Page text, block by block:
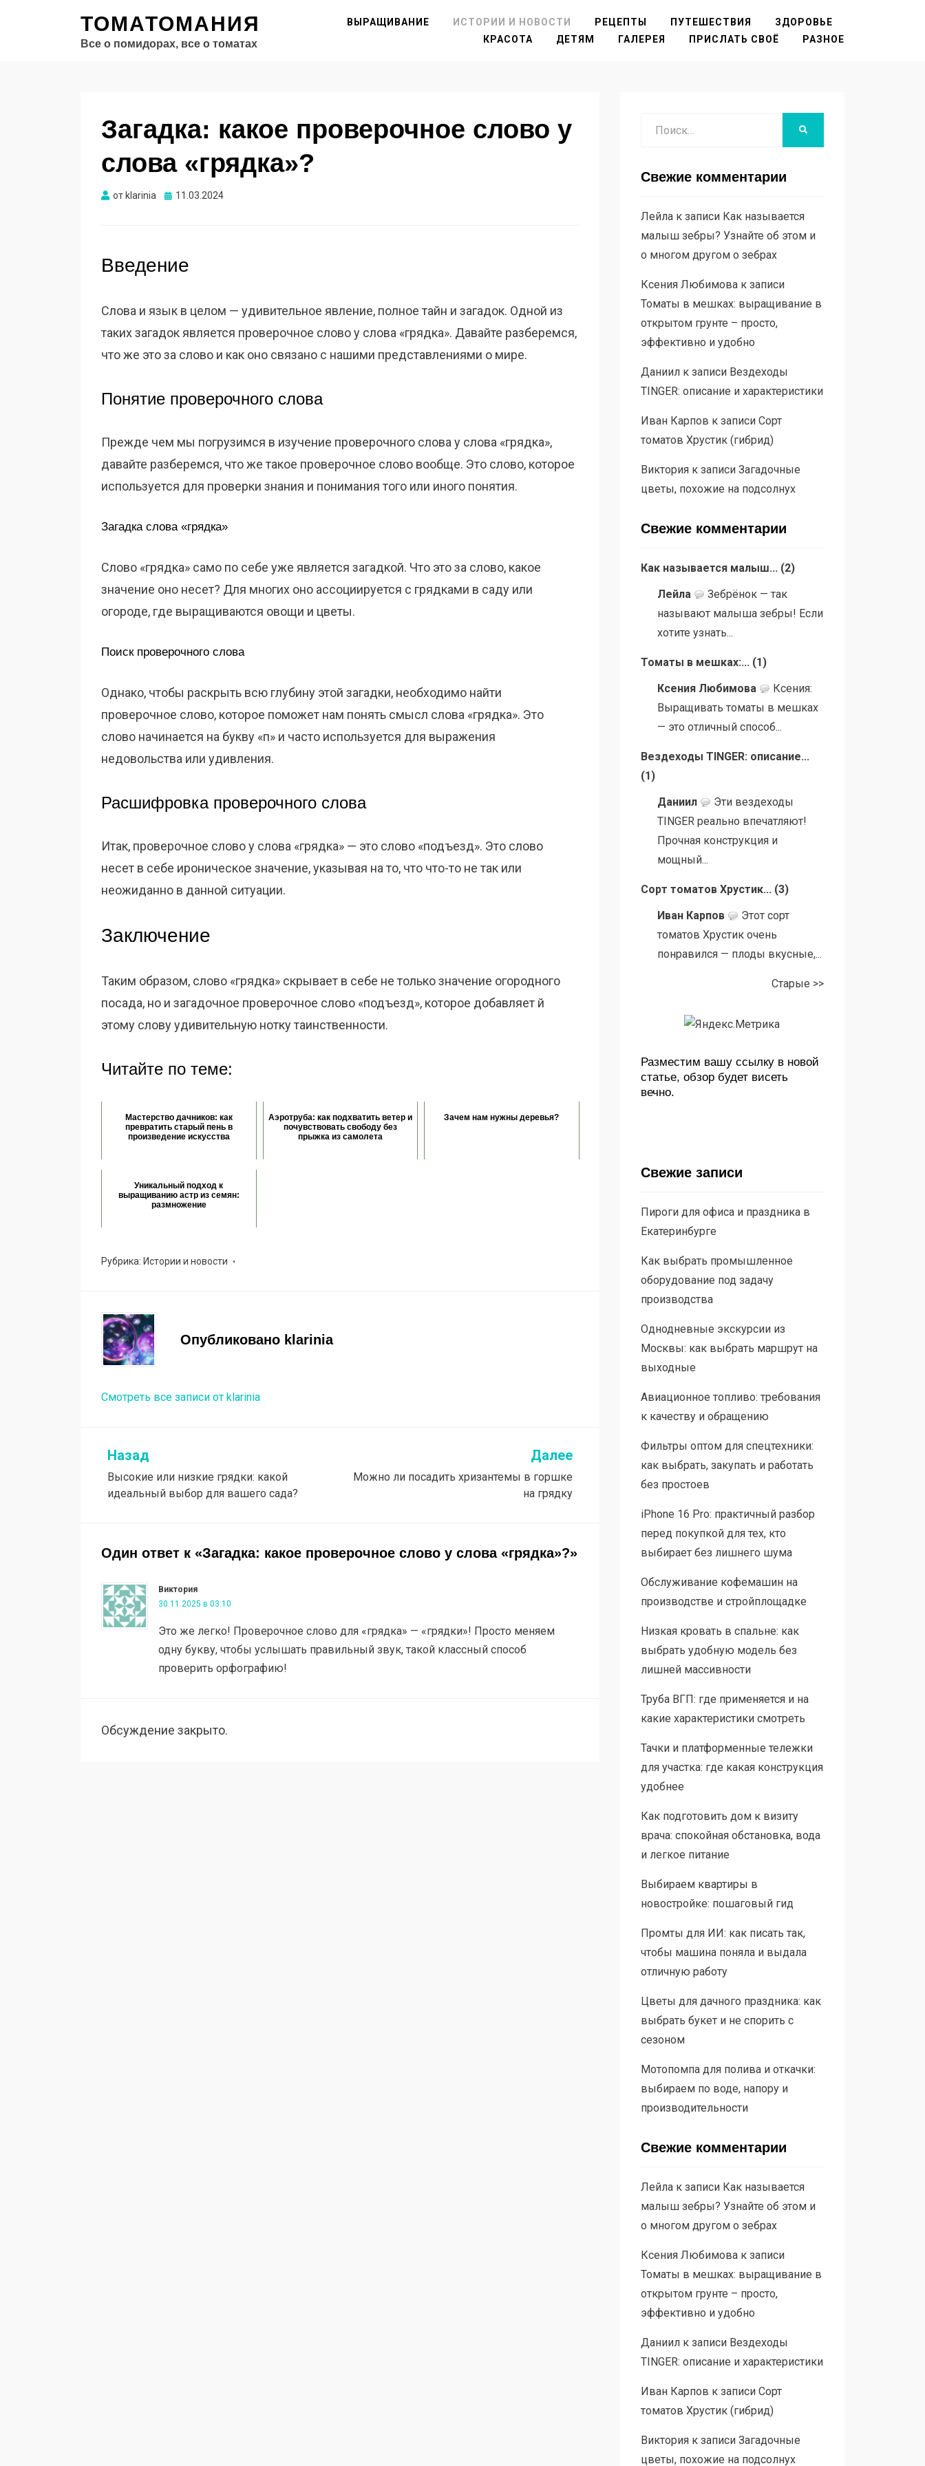
ТОМАТОМАНИЯ
Все о помидорах, все о томатах
ВЫРАЩИВАНИЕ ИСТОРИИ И НОВОСТИ РЕЦЕПТЫ ПУТЕШЕСТВИЯ
ЗДОРОВЬЕ
КРАСОТА
ДЕТЯМ ГАЛЕРЕЯ ПРИСЛАТЬ СВОЁ РАЗНОЕ
Загадка: какое проверочное слово у
слова «грядка»?
от klarinia Опубликовано
11.03.2024
Введение
Слова и язык в целом — удивительное явление, полное тайн и загадок. Одной из
таких загадок является проверочное слово у слова «грядка». Давайте разберемся,
что же это за слово и как оно связано с нашими представлениями о мире.
Понятие проверочного слова
Прежде чем мы погрузимся в изучение проверочного слова у слова «грядка»,
давайте разберемся, что же такое проверочное слово вообще. Это слово, которое
используется для проверки знания и понимания того или иного понятия.
Загадка слова «грядка»
Слово «грядка» само по себе уже является загадкой. Что это за слово, какое
значение оно несет? Для многих оно ассоциируется с грядками в саду или
огороде, где выращиваются овощи и цветы.
Поиск проверочного слова
Однако, чтобы раскрыть всю глубину этой загадки, необходимо найти
проверочное слово, которое поможет нам понять смысл слова «грядка». Это
слово начинается на букву «п» и часто используется для выражения
недовольства или удивления.
Расшифровка проверочного слова
Итак, проверочное слово у слова «грядка» — это слово «подъезд». Это слово
несет в себе ироническое значение, указывая на то, что что-то не так или
неожиданно в данной ситуации.
Заключение
Таким образом, слово «грядка» скрывает в себе не только значение огородного
посада, но и загадочное проверочное слово «подъезд», которое добавляет й
этому слову удивительную нотку таинственности.
Читайте по теме:
Мастерство дачников: как
превратить старый пень в
произведение искусства
Аэротруба: как подхватить ветер и
почувствовать свободу без
прыжка из самолета
Зачем нам нужны деревья?
Уникальный подход к
выращиванию астр из семян:
размножение
Рубрика: Истории и новости
Опубликовано klarinia
Смотреть все записи от klarinia
Навигация
по
Назад
Высокие или низкие грядки: какой
идеальный выбор для вашего сада?
Далее
Можно ли посадить хризантемы в горшке
на грядку
Один ответ к «Загадка: какое проверочное слово у слова «грядка»?»
Виктория
30.11.2025 в 03:10
Это же легко! Проверочное слово для «грядка» — «грядки»! Просто меняем
одну букву, чтобы услышать правильный звук, такой классный способ
проверить орфографию!
Обсуждение закрыто.
Свежие комментарии
Лейлак записи Как называется
малыш зебры? Узнайте об этом и
о многом другом о зебрах
Ксения Любимовак записи
Томаты в мешках: выращивание в
открытом грунте – просто,
эффективно и удобно
Даниилк записи Вездеходы
TINGER: описание и характеристики
Иван Карпов к записи Сорт
томатов Хрустик (гибрид)
Викторияк записи Загадочные
цветы, похожие на подсолнух
Свежие комментарии
Как называется малыш... (2)
Лейла
Зебрёнок — так
называют малыша зебры! Если
хотите узнать...
Томаты в мешках:... (1)
Ксения Любимова
Ксения:
Выращивать томаты в мешках
— это отличный способ...
Вездеходы TINGER: описание...
(1)
Даниил
Эти вездеходы
TINGER реально впечатляют!
Прочная конструкция и
мощный...
Сорт томатов Хрустик... (3)
Иван Карпов
Этот сорт
томатов Хрустик очень
понравился — плоды вкусные,...
Старые >>
Разместим вашу ссылку в новой
статье, обзор будет висеть
вечно.
Свежие записи
Пироги для офиса и праздника в
Екатеринбурге
Как выбрать промышленное
оборудование под задачу
производства
Однодневные экскурсии из
Москвы: как выбрать маршрут на
выходные
Авиационное топливо: требования
к качеству и обращению
Фильтры оптом для спецтехники:
как выбрать, закупать и работать
без простоев
iPhone 16 Pro: практичный разбор
перед покупкой для тех, кто
выбирает без лишнего шума
Обслуживание кофемашин на
производстве и стройплощадке
Низкая кровать в спальне: как
выбрать удобную модель без
лишней массивности
Труба ВГП: где применяется и на
какие характеристики смотреть
Тачки и платформенные тележки
для участка: где какая конструкция
удобнее
Как подготовить дом к визиту
врача: спокойная обстановка, вода
и легкое питание
Выбираем квартиры в
новостройке: пошаговый гид
Промты для ИИ: как писать так,
чтобы машина поняла и выдала
отличную работу
Цветы для дачного праздника: как
выбрать букет и не спорить с
сезоном
Мотопомпа для полива и откачки:
выбираем по воде, напору и
производительности
Свежие комментарии
Лейлак записи Как называется
малыш зебры? Узнайте об этом и
о многом другом о зебрах
Ксения Любимовак записи
Томаты в мешках: выращивание в
открытом грунте – просто,
эффективно и удобно
Даниилк записи Вездеходы
TINGER: описание и характеристики
Иван Карпов к записи Сорт
томатов Хрустик (гибрид)
Викторияк записи Загадочные
цветы, похожие на подсолнух